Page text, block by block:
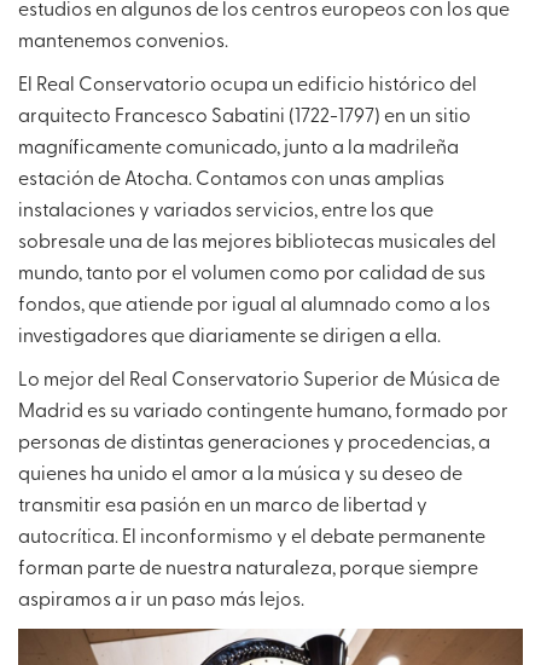
estudios en algunos de los centros europeos con los que
mantenemos convenios.
El Real Conservatorio ocupa un edificio histórico del
arquitecto Francesco Sabatini (1722-1797) en un sitio
magníficamente comunicado, junto a la madrileña
estación de Atocha. Contamos con unas amplias
instalaciones y variados servicios, entre los que
sobresale una de las mejores bibliotecas musicales del
mundo, tanto por el volumen como por calidad de sus
fondos, que atiende por igual al alumnado como a los
investigadores que diariamente se dirigen a ella.
Lo mejor del Real Conservatorio Superior de Música de
Madrid es su variado contingente humano, formado por
personas de distintas generaciones y procedencias, a
quienes ha unido el amor a la música y su deseo de
transmitir esa pasión en un marco de libertad y
autocrítica. El inconformismo y el debate permanente
forman parte de nuestra naturaleza, porque siempre
aspiramos a ir un paso más lejos.